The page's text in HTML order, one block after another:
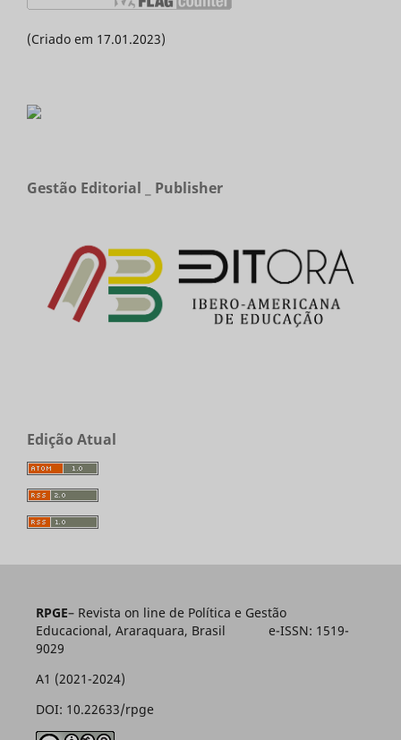
(Criado em 17.01.2023)
Gestão Editorial _ Publisher
Edição Atual
RPGE– Revista on line de Política e Gestão
Educacional, Araraquara, Brasil e-ISSN: 1519-
9029
A1 (2021-2024)
DOI: 10.22633/rpge